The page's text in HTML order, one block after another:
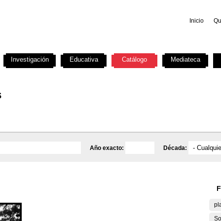
Inicio
Año exacto: Década:
Investigación Educativa Catálogo Mediateca